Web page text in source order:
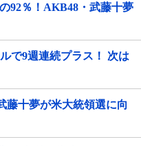
92％！AKB48・武藤十夢
で9週連続プラス！ 次は
藤十夢が米大統領選に向